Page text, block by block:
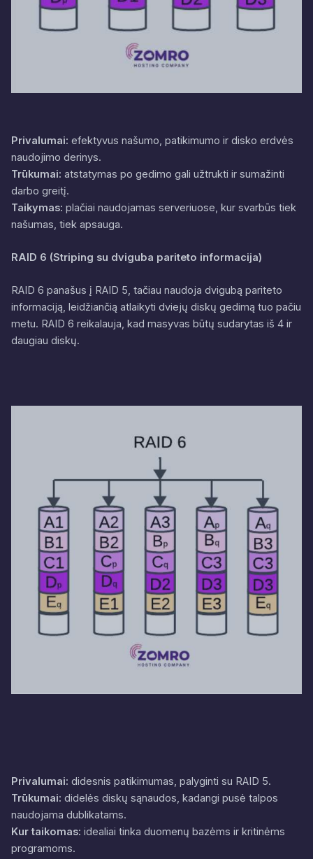
Privalumai: efektyvus našumo, patikimumo ir disko erdvės
naudojimo derinys.
Trūkumai: atstatymas po gedimo gali užtrukti ir sumažinti
darbo greitį.
Taikymas: plačiai naudojamas serveriuose, kur svarbūs tiek
našumas, tiek apsauga.
RAID 6 (Striping su dviguba pariteto informacija)
RAID 6 panašus į RAID 5, tačiau naudoja dvigubą pariteto
informaciją, leidžiančią atlaikyti dviejų diskų gedimą tuo pačiu
metu. RAID 6 reikalauja, kad masyvas būtų sudarytas iš 4 ir
daugiau diskų.
Privalumai: didesnis patikimumas, palyginti su RAID 5.
Trūkumai: didelės diskų sąnaudos, kadangi pusė talpos
naudojama dublikatams.
Kur taikomas: idealiai tinka duomenų bazėms ir kritinėms
programoms.